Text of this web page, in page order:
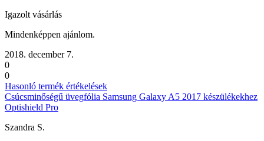
Igazolt vásárlás
Mindenképpen ajánlom.
2018. december 7.
0
0
Hasonló termék értékelések
Csúcsminőségű üvegfólia Samsung Galaxy A5 2017 készülékekhez
Optishield Pro
Szandra S.